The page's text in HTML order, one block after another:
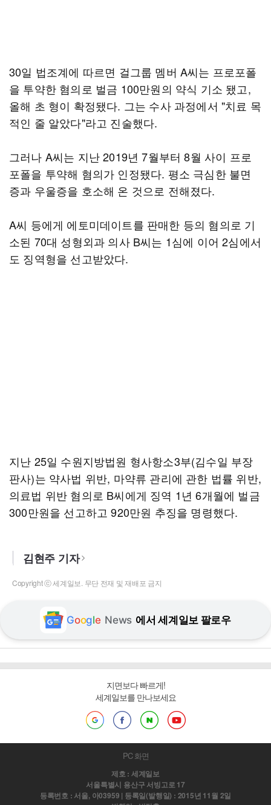
30일 법조계에 따르면 걸그룹 멤버 A씨는 프로포폴
을 투약한 혐의로 벌금 100만원의 약식 기소 됐고,
올해 초 형이 확정됐다. 그는 수사 과정에서 "치료 목
적인 줄 알았다"라고 진술했다.
그러나 A씨는 지난 2019년 7월부터 8월 사이 프로
포폴을 투약해 혐의가 인정됐다. 평소 극심한 불면
증과 우울증을 호소해 온 것으로 전해졌다.
A씨 등에게 에토미데이트를 판매한 등의 혐의로 기
소된 70대 성형외과 의사 B씨는 1심에 이어 2심에서
도 징역형을 선고받았다.
지난 25일 수원지방법원 형사항소3부(김수일 부장
판사)는 약사법 위반, 마약류 관리에 관한 법률 위반,
의료법 위반 혐의로 B씨에게 징역 1년 6개월에 벌금
300만원을 선고하고 920만원 추징을 명령했다.
김현주 기자
Copyright ⓒ 세계일보. 무단 전재 및 재배포 금지
Google News 에서 세계일보 팔로우
지면보다 빠르게!
세계일보를 만나보세요
PC 화면
제호 : 세계일보
서울특별시 용산구 서빙고로 17
등록번호 : 서울, 아03959 | 등록일(발행일) : 2015년 11월 2일